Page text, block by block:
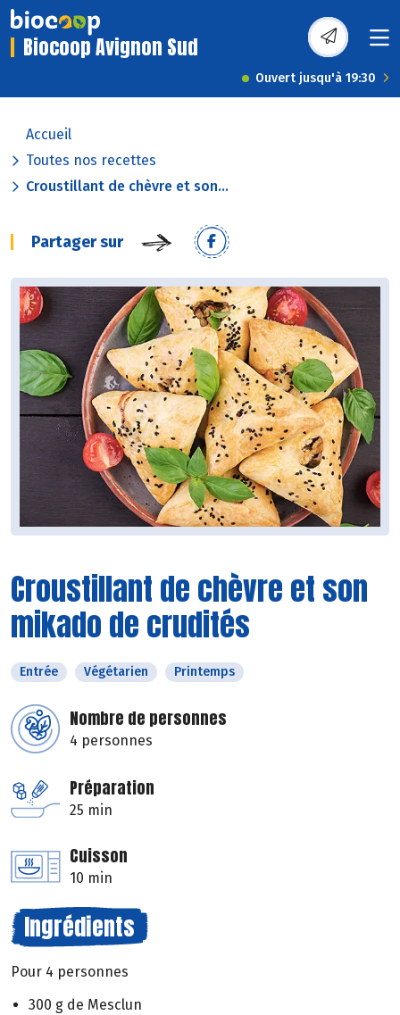
Biocoop Avignon Sud
Ouvert jusqu'à 19:30
Accueil
Toutes nos recettes
Croustillant de chèvre et son...
Partager sur
Croustillant de chèvre et son
mikado de crudités
Entrée Végétarien Printemps
Nombre de personnes
4 personnes
Préparation
25 min
Cuisson
10 min
Ingrédients
Pour 4 personnes
300 g de Mesclun